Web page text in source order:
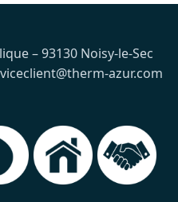
– 93130 Noisy-le-Sec
azur.com